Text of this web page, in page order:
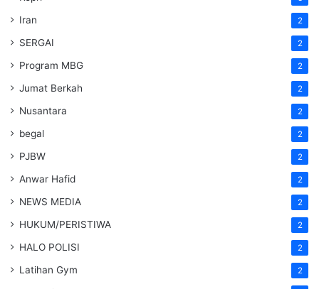
Iran 2
SERGAI 2
Program MBG 2
Jumat Berkah 2
Nusantara 2
begal 2
PJBW 2
Anwar Hafid 2
NEWS MEDIA 2
HUKUM/PERISTIWA 2
HALO POLISI 2
Latihan Gym 2